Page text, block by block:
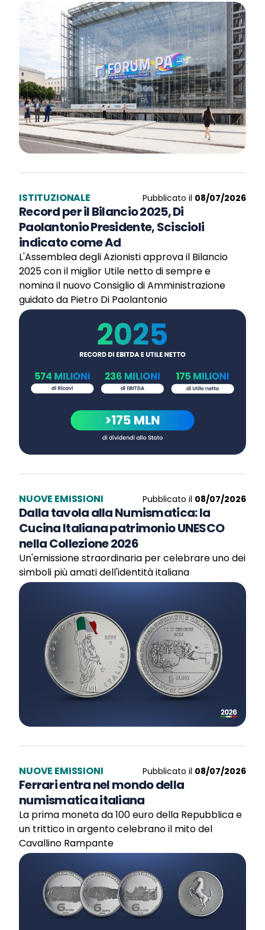
ISTITUZIONALE Pubblicato il 08/07/2026
Record per il Bilancio 2025, Di
Paolantonio Presidente, Sciscioli
indicato come Ad
L'Assemblea degli Azionisti approva il Bilancio
2025 con il miglior Utile netto di sempre e
nomina il nuovo Consiglio di Amministrazione
guidato da Pietro Di Paolantonio
NUOVE EMISSIONI Pubblicato il 08/07/2026
Dalla tavola alla Numismatica: la
Cucina Italiana patrimonio UNESCO
nella Collezione 2026
Un'emissione straordinaria per celebrare uno dei
simboli più amati dell'identità italiana
NUOVE EMISSIONI Pubblicato il 08/07/2026
Ferrari entra nel mondo della
numismatica italiana
La prima moneta da 100 euro della Repubblica e
un trittico in argento celebrano il mito del
Cavallino Rampante